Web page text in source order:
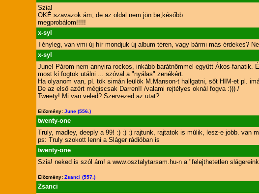
Szia!
OKÉ szavazok ám, de az oldal nem jön be,később
megprobálom!!!!!
x-syl
Tényleg, van vmi új hír mondjuk új album téren, vagy bármi más érdekes?
x-syl
June! Párom nem annyira rockos, inkább barátnőmmel együtt Ákos-
most ki fogtok utálni ... szóval a "nyálas" zenékért.
Ha olyanom van, pl. tök simán leülök M.Manson-t hallgatni, sőt HIM-et pl.
De az első azért mégiscsak Darren!! /valami rejtélyes oknál fogva :))) /
Tweety! Mi van veled? Szervezed az utat?
Előzmény: June (556.)
twenty-one
Truly, madley, deeply a 99! :) :) :) rajtunk, rajtatok is múlik, lesz-e jobb. van
ps: Truly szokott lenni a Sláger rádióban is
twenty-one
Szia! neked is szól ám! a www.osztalytarsam.hu-n a "felejthetetlen
Előzmény: Zsanci (557.)
Zsanci